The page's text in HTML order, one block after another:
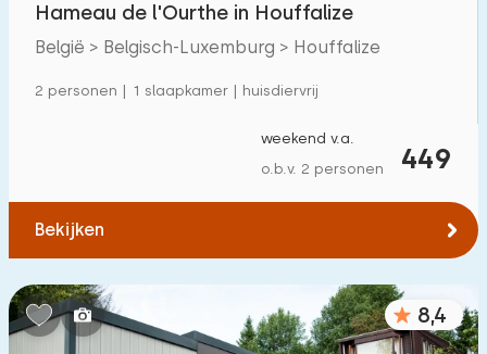
Hameau de l'Ourthe in Houffalize
België > Belgisch-Luxemburg > Houffalize
2 personen | 1 slaapkamer | huisdiervrij
449
weekend v.a.
o.b.v. 2 personen
Bekijken
8,4